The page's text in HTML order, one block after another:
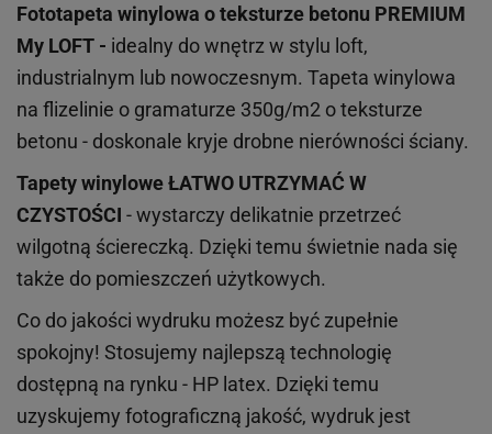
Fototapeta winylowa oteksturze betonu PREMIUM
My LOFT - idealny do wnętrz w stylu loft,
industrialnym lub nowoczesnym. Tapeta winylowa
na flizelinie o gramaturze 350g/m2 o teksturze
betonu - doskonale kryje drobne nierówności ściany.
Tapety winyloweŁATWO UTRZYMAĆ W
CZYSTOŚCI - wystarczy delikatnie przetrzeć
wilgotną ściereczką. Dzięki temu świetnie nada się
także do pomieszczeń użytkowych.
Co do jakości wydruku możesz być zupełnie
spokojny! Stosujemy najlepszą technologię
dostępną na rynku - HP latex. Dzięki temu
uzyskujemy fotograficzną jakość, wydruk jest